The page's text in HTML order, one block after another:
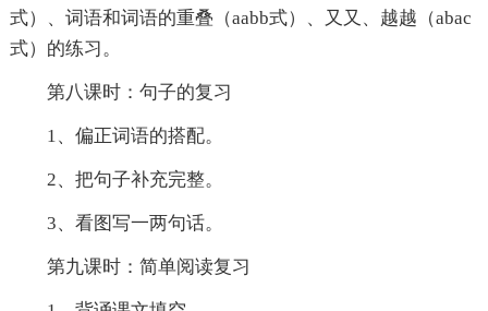
式）、词语和词语的重叠（aabb式）、又又、越越（abac
式）的练习。
第八课时：句子的复习
1、偏正词语的搭配。
2、把句子补充完整。
3、看图写一两句话。
第九课时：简单阅读复习